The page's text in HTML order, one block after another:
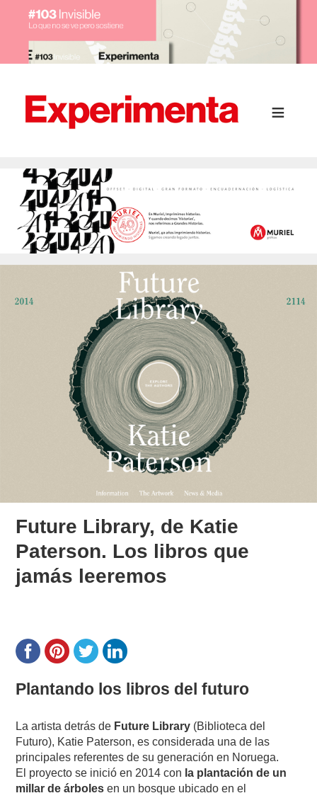
Future Library, de Katie
Paterson. Los libros que
jamás leeremos
Plantando los libros del futuro
La artista detrás de Future Library (Biblioteca del
Futuro), Katie Paterson, es considerada una de las
principales referentes de su generación en Noruega.
El proyecto se inició en 2014 con la plantación de un
millar de árboles en un bosque ubicado en el